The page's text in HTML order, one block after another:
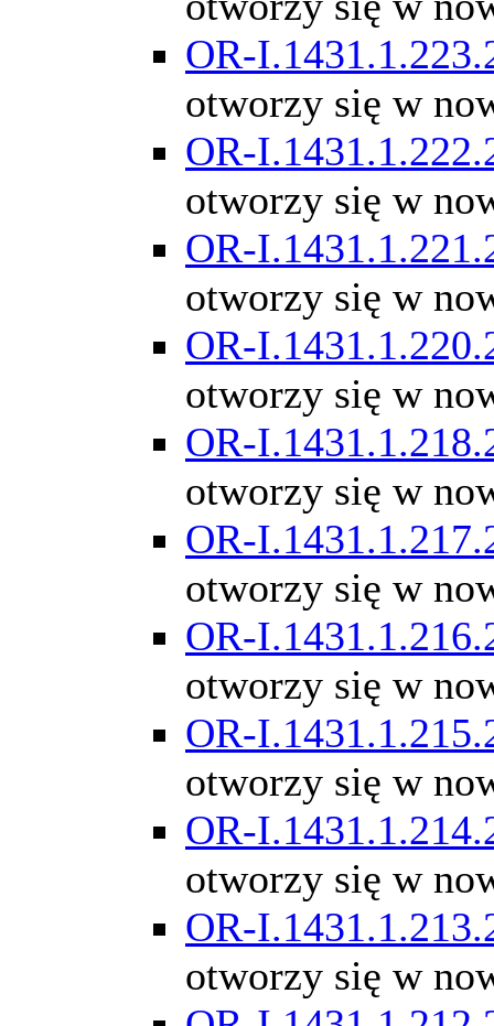
OR-
otworzy się w
OR-
otworzy się w
OR-
otworzy się w
OR-
otworzy się w
OR-
otworzy się w
OR-
otworzy się w
OR-
otworzy się w
OR-
otworzy się w
OR-
otworzy się w
OR-
otworzy się w